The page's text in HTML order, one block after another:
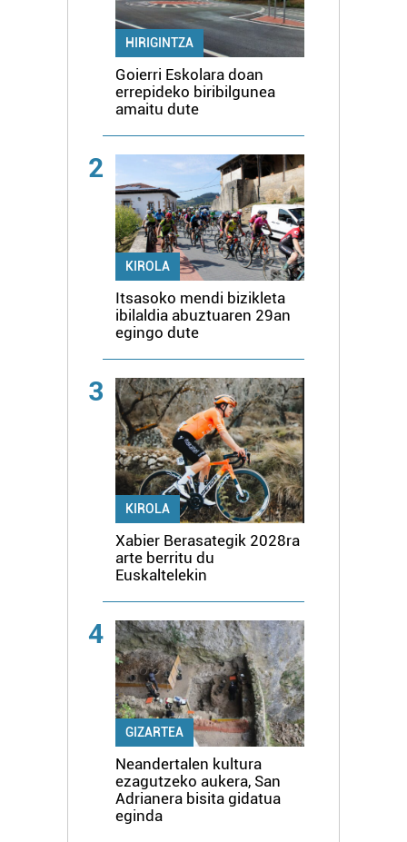
HIRIGINTZA
Goierri Eskolara doan
errepideko biribilgunea
amaitu dute
2
KIROLA
Itsasoko mendi bizikleta
ibilaldia abuztuaren 29an
egingo dute
3
KIROLA
Xabier Berasategik 2028ra
arte berritu du
Euskaltelekin
4
GIZARTEA
Neandertalen kultura
ezagutzeko aukera, San
Adrianera bisita gidatua
eginda